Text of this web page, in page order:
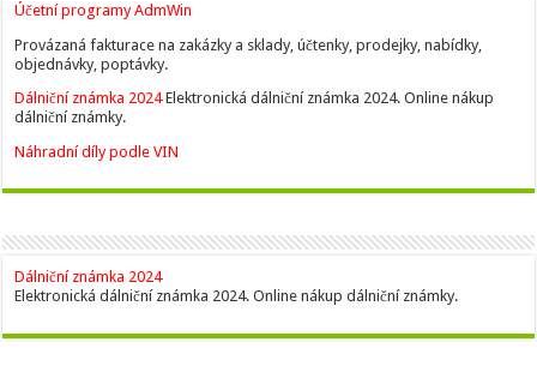
Účetní programy AdmWin
Provázaná fakturace na zakázky a sklady, účtenky, prodejky, nabídky,
objednávky, poptávky.
Dálniční známka 2024Elektronická dálniční známka 2024. Online nákup
dálniční známky.
Náhradní díly podle VIN
Dálniční známka 2024
Elektronická dálniční známka 2024. Online nákup dálniční známky.